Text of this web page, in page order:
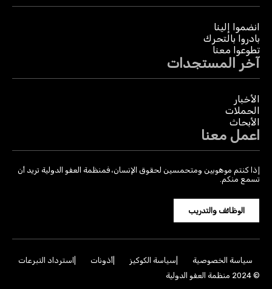
انضموا إلينا
بادروا بالتحرك
تطوعوا معنا
آخر المستجدات
الأخبار
الحملات
الأبحاث
اعمل معنا
إذا كنتم موهوبين ومتحمسين لحقوق الإنسان، فمنظمة العفو الدولية تريد أن
تسمع منكم.
الوظائف والتدريب
سياسة الخصوصية سياسة الكوكيز أذونات
استرداد التبرعات
© 2024 منظمة العفو الدولية